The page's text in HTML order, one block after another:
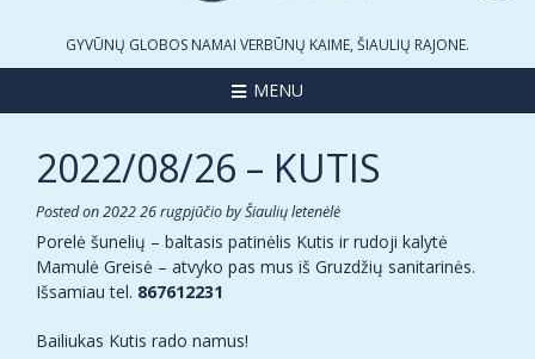
GYVŪNŲ GLOBOS NAMAI VERBŪNŲ KAIME, ŠIAULIŲ RAJONE.
MENU
2022/08/26 – KUTIS
Posted on2022 26 rugpjūčiobyŠiaulių letenėlė
Porelė šunelių – baltasis patinėlis Kutis ir rudoji kalytė
Mamulė Greisė – atvyko pas mus iš Gruzdžių sanitarinės.
Išsamiau tel. 867612231
Bailiukas Kutis rado namus!